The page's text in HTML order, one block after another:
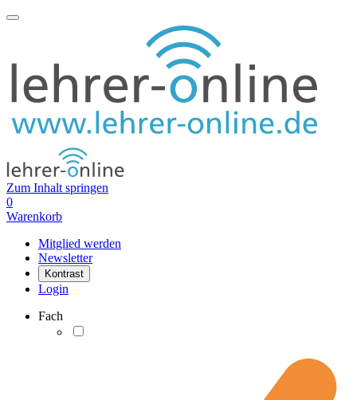
Zum Inhalt springen
0
Warenkorb
Mitglied werden
Newsletter
Kontrast
Login
Fach